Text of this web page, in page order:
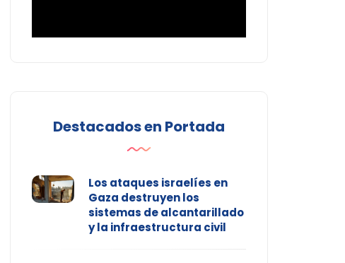
Destacados en Portada
Los ataques israelíes en
Gaza destruyen los
sistemas de alcantarillado
y la infraestructura civil